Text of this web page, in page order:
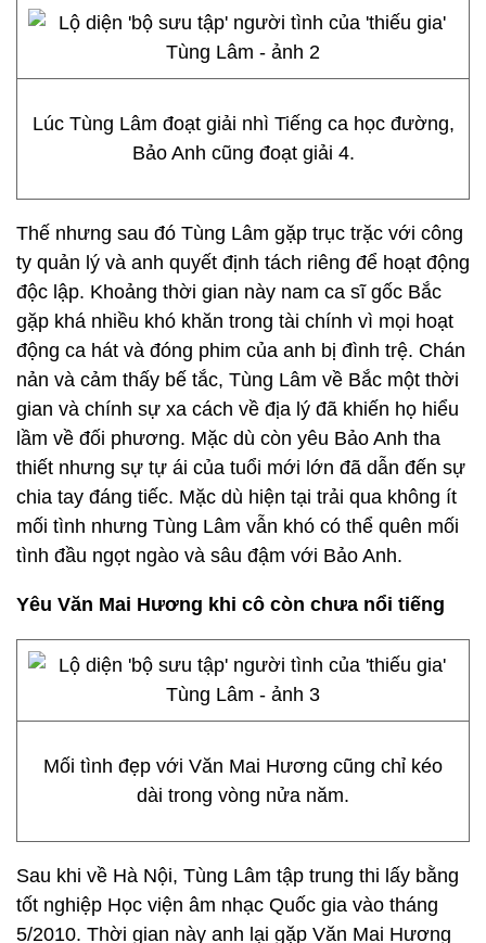
Lúc Tùng Lâm đoạt giải nhì Tiếng ca học đường,
Bảo Anh cũng đoạt giải 4.
Thế nhưng sau đó Tùng Lâm gặp trục trặc với công
ty quản lý và anh quyết định tách riêng để hoạt động
độc lập. Khoảng thời gian này nam ca sĩ gốc Bắc
gặp khá nhiều khó khăn trong tài chính vì mọi hoạt
động ca hát và đóng phim của anh bị đình trệ. Chán
nản và cảm thấy bế tắc, Tùng Lâm về Bắc một thời
gian và chính sự xa cách về địa lý đã khiến họ hiểu
lầm về đối phương. Mặc dù còn yêu Bảo Anh tha
thiết nhưng sự tự ái của tuổi mới lớn đã dẫn đến sự
chia tay đáng tiếc. Mặc dù hiện tại trải qua không ít
mối tình nhưng Tùng Lâm vẫn khó có thể quên mối
tình đầu ngọt ngào và sâu đậm với Bảo Anh.
Yêu Văn Mai Hương khi cô còn chưa nổi tiếng
Mối tình đẹp với Văn Mai Hương cũng chỉ kéo
dài trong vòng nửa năm.
Sau khi về Hà Nội, Tùng Lâm tập trung thi lấy bằng
tốt nghiệp Học viện âm nhạc Quốc gia vào tháng
5/2010. Thời gian này anh lại gặp Văn Mai Hương